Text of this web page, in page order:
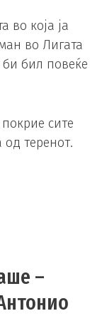
во која ја
во Лигата
бил повеќе
сите
теренот.
–